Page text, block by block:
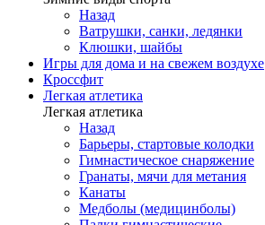
Назад
Ватрушки, санки, ледянки
Клюшки, шайбы
Игры для дома и на свежем воздухе
Кроссфит
Легкая атлетика
Легкая атлетика
Назад
Барьеры, стартовые колодки
Гимнастическое снаряжение
Гранаты, мячи для метания
Канаты
Медболы (медицинболы)